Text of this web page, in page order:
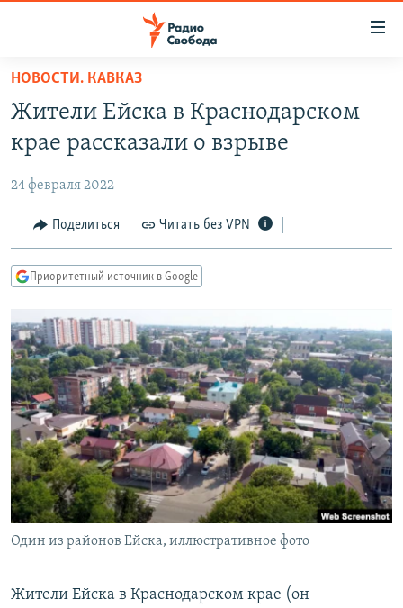
упрощенного
доступа
основному
Вернутся
главной
навигации
Вернутся
поиску
АВТОРСКИЕ ПРОЕКТЫ
ЦИТАТЫ СВОБОДЫ
МНЕНИЯ
IDEL.РЕАЛИИ
КАВКАЗ.РЕАЛИИ
СЕВЕР.РЕАЛИИ
СИБИРЬ.РЕАЛИИ
РАСПИСАНИЕ ВЕЩАНИЯ
ПОДПИШИТЕСЬ НА РАССЫЛКУ
СОЦИАЛЬНЫЕ СЕТИ
НОВОСТИ. КАВКАЗ
Жители Ейска в Краснодарском
крае рассказали о взрыве
24 февраля 2022
Поделиться Читать без VPN
Приоритетный источник в Google
Один из районов Ейска, иллюстративное фото
Жители Ейска в Краснодарском крае (он